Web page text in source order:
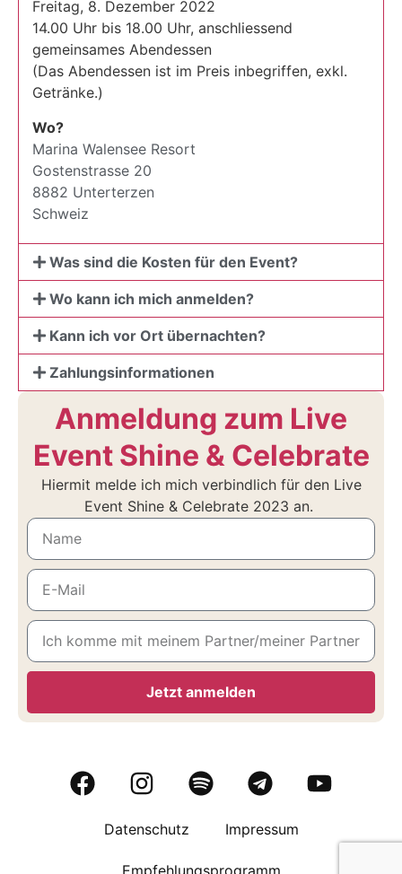
Freitag, 8. Dezember 2022
14.00 Uhr bis 18.00 Uhr, anschliessend
gemeinsames Abendessen
(Das Abendessen ist im Preis inbegriffen, exkl.
Getränke.)
Wo?
Marina Walensee Resort
Gostenstrasse 20
8882 Unterterzen
Schweiz
Was sind die Kosten für den Event?
Wo kann ich mich anmelden?
Kann ich vor Ort übernachten?
Zahlungsinformationen
Anmeldung zum Live
Event Shine & Celebrate
Hiermit melde ich mich verbindlich für den Live
Event Shine & Celebrate 2023 an.
Jetzt anmelden
Alternative:
Datenschutz Impressum
Empfehlungsprogramm